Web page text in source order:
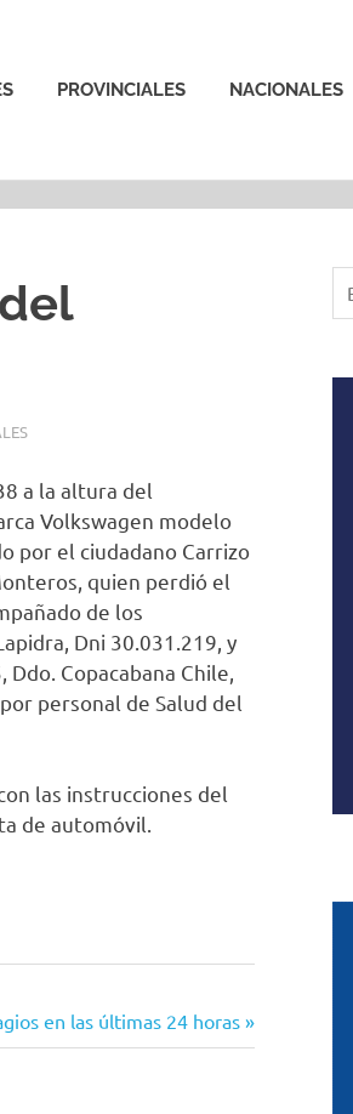
PROVINCIALES NACIONALES
a la altura del
Volkswagen modelo
por el ciudadano Carrizo
quien perdió el
de los
Dni 30.031.219, y
Copacabana Chile,
personal de Salud del
las instrucciones del
de automóvil.
en las últimas 24 horas